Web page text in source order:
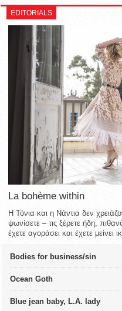
EDITORIALS
La bohème within
Η Τόνια και η Νάντια δεν
ψωνίσετε – τις ξέρετε ήδη,
έχετε αγοράσει και έχετε μείνει
Bodies for business/sin
Ocean Goth
Blue jean baby, L.A. lady